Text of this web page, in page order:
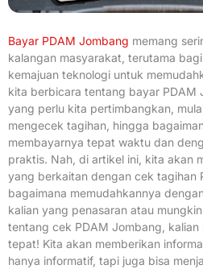
Bayar PDAM Jombang memang
kalangan masyarakat, terutama
kemajuan teknologi untuk
kita berbicara tentang bayar PDAM
yang perlu kita pertimbangkan,
mengecek tagihan, hingga
membayarnya tepat waktu dan
praktis. Nah, di artikel ini, kita akan
yang berkaitan dengan cek tagihan
bagaimana memudahkannya
kalian yang penasaran atau
tentang cek PDAM Jombang,
tepat! Kita akan memberikan
hanya informatif, tapi juga bisa